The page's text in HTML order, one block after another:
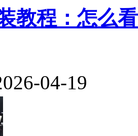
教程：怎么
04-19